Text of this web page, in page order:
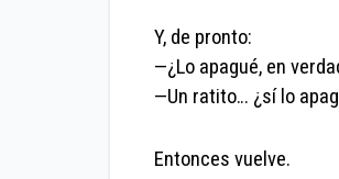
Y, de pronto:
—¿Lo apagué, en
—Un ratito… ¿sí lo
Entonces vuelve.